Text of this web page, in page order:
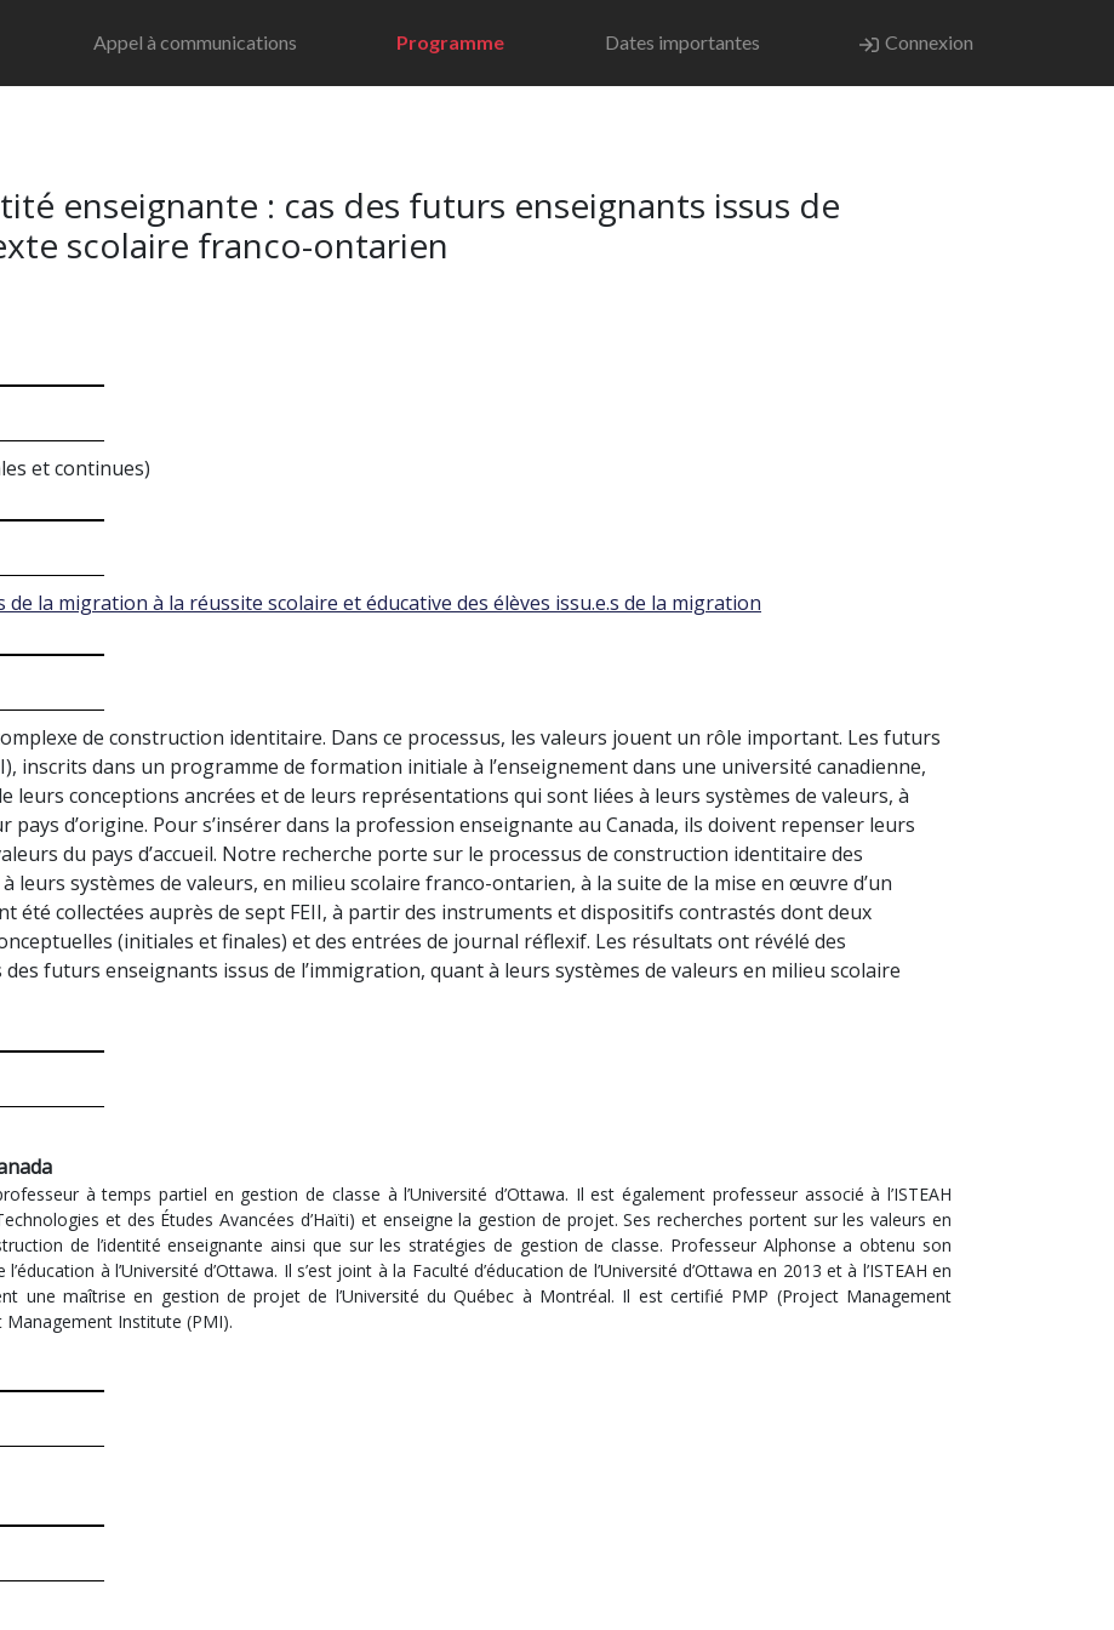
Appel à communications Programme Dates importantes Connexion
enseignante : cas des futurs enseignants issus de
scolaire franco-ontarien
et continues)
la migration à la réussite scolaire et éducative des élèves issu.e.s de la migration
de construction identitaire. Dans ce processus, les valeurs jouent un rôle important. Les futurs
inscrits dans un programme de formation initiale à l’enseignement dans une université canadienne,
leurs conceptions ancrées et de leurs représentations qui sont liées à leurs systèmes de valeurs, à
d’origine. Pour s’insérer dans la profession enseignante au Canada, ils doivent repenser leurs
du pays d’accueil. Notre recherche porte sur le processus de construction identitaire des
leurs systèmes de valeurs, en milieu scolaire franco-ontarien, à la suite de la mise en œuvre d’un
été collectées auprès de sept FEII, à partir des instruments et dispositifs contrastés dont deux
(initiales et finales) et des entrées de journal réflexif. Les résultats ont révélé des
futurs enseignants issus de l’immigration, quant à leurs systèmes de valeurs en milieu scolaire
à temps partiel en gestion de classe à l’Université d’Ottawa. Il est également professeur associé à l’ISTEAH
et des Études Avancées d’Haïti) et enseigne la gestion de projet. Ses recherches portent sur les valeurs en
de l’identité enseignante ainsi que sur les stratégies de gestion de classe. Professeur Alphonse a obtenu son
à l’Université d’Ottawa. Il s’est joint à la Faculté d’éducation de l’Université d’Ottawa en 2013 et à l’ISTEAH en
une maîtrise en gestion de projet de l’Université du Québec à Montréal. Il est certifié PMP (Project Management
Institute (PMI).